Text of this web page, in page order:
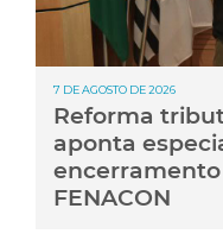
7 DE AGOSTO DE 2026
Reforma
aponta
encerramento
FENACON